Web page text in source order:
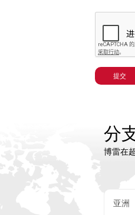
提交
分
博雷在
亚洲